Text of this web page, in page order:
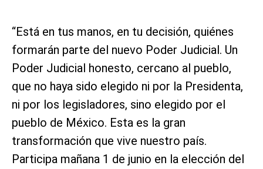
“Está en tus manos, en tu decisión, quiénes
formarán parte del nuevo Poder Judicial. Un
Poder Judicial honesto, cercano al pueblo,
que no haya sido elegido ni por la Presidenta,
ni por los legisladores, sino elegido por el
pueblo de México. Esta es la gran
transformación que vive nuestro país.
Participa mañana 1 de junio en la elección del